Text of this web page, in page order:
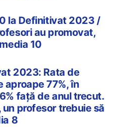
la Definitivat 2023 /
au promovat,
10
2023: Rata de
aproape 77%, în
față de anul trecut.
profesor trebuie să
8